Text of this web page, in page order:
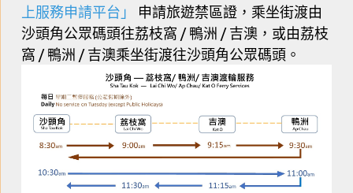
上服務申請平台」
申請旅遊禁區證，乘坐街渡由
沙頭角公眾碼頭往荔枝窩 / 鴨洲 / 吉澳，或由荔枝
窩 / 鴨洲 / 吉澳乘坐街渡往沙頭角公眾碼頭。